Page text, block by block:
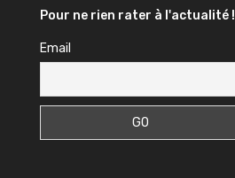
Pour ne rien rater à l'actualité !
Email